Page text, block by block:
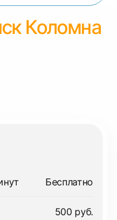
Коломна
Бесплатно
500 руб.